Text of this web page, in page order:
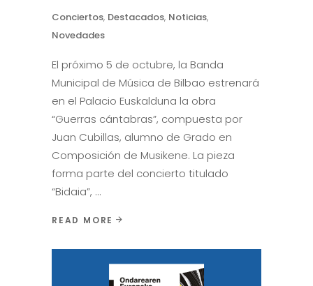
Conciertos, Destacados, Noticias,
Novedades
El próximo 5 de octubre, la Banda
Municipal de Música de Bilbao estrenará
en el Palacio Euskalduna la obra
“Guerras cántabras”, compuesta por
Juan Cubillas, alumno de Grado en
Composición de Musikene. La pieza
forma parte del concierto titulado
“Bidaia”,
READ MORE